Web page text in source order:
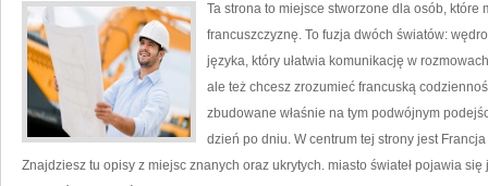
Ta strona to miejsce stworzone dla osób,
francuszczyznę. To fuzja dwóch światów:
języka, który ułatwia komunikację w
ale też chcesz zrozumieć francuską
zbudowane właśnie na tym podwójnym
dzień po dniu. W centrum tej strony jest
Znajdziesz tu opisy z miejsc znanych oraz ukrytych. miasto świateł pojawia